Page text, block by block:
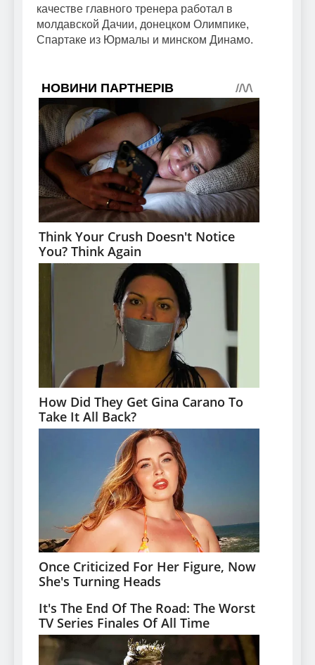
качестве главного тренера работал в
молдавской Дачии, донецком Олимпике,
Спартаке из Юрмалы и минском Динамо.